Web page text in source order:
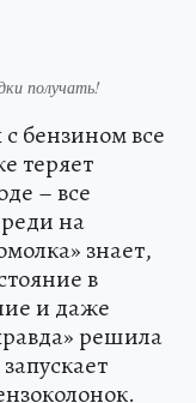
получать!
бензином все
теряет
– все
на
знает,
в
и даже
решила